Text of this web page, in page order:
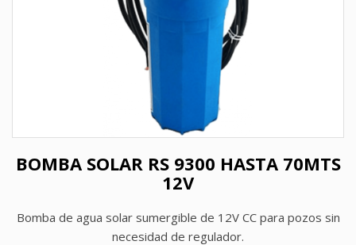
BOMBA SOLAR RS 9300 HASTA 70MTS
12V
Bomba de agua solar sumergible de 12V CC para pozos sin
necesidad de regulador.